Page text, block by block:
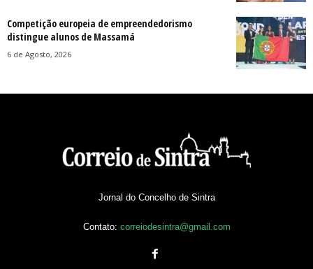
Competição europeia de empreendedorismo
distingue alunos de Massamá
6 de Agosto, 2026
Jornal do Concelho de Sintra
Contato: correiodesintra@gmail.com